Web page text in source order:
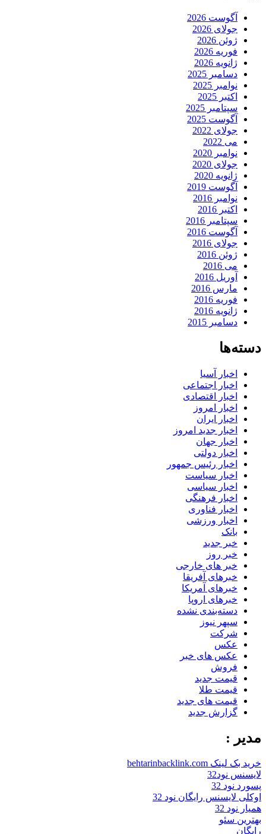
آگوست 2026
جولای 2026
ژوئن 2026
فوریه 2026
ژانویه 2026
دسامبر 2025
نوامبر 2025
اکتبر 2025
سپتامبر 2025
آگوست 2025
جولای 2022
می 2022
نوامبر 2020
جولای 2020
ژانویه 2020
آگوست 2019
نوامبر 2016
اکتبر 2016
سپتامبر 2016
آگوست 2016
جولای 2016
ژوئن 2016
می 2016
آوریل 2016
مارس 2016
فوریه 2016
ژانویه 2016
دسامبر 2015
دسته‌ها
اخبار آسیا
اخبار اجتماعی
اخبار اقتصادی
اخبار امروز
اخبار ایران
اخبار جدید امروز
اخبار جهان
اخبار دولتی
اخبار رئیس جمهور
اخبار سیاست
اخبار سیاسی
اخبار فرهنگی
اخبار فناوری
اخبار ورزشی
بانک
خبر جدید
خبر روز
خبر های خارجی
خبرهای آفریقا
خبرهای آمریکا
خبرهای اروپا
دسته‌بندی نشده
سپهر نیوز
شرکت
عکس
عکس های خبر
فروش
قیمت جدید
قیمت طلا
قیمت های جدید
گزارش جدید
مدیر :
خرید بک لینک behtarinbacklink.com
لایسنس نود32
پسورد نود 32
اوکلی لایسنس رایگان نود 32
همیار نود 32
بهترین سئو
رایگان